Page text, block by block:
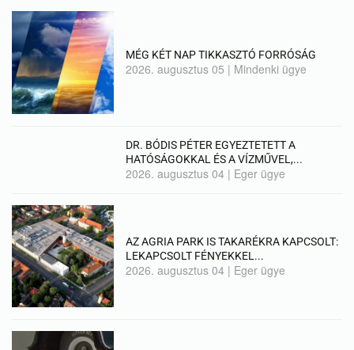
MÉG KÉT NAP TIKKASZTÓ FORRÓSÁG
2026. augusztus 05 | Mindenki ügye
DR. BÓDIS PÉTER EGYEZTETETT A
HATÓSÁGOKKAL ÉS A VÍZMŰVEL,...
2026. augusztus 04 | Eger ügye
AZ AGRIA PARK IS TAKARÉKRA KAPCSOLT:
LEKAPCSOLT FÉNYEKKEL...
2026. augusztus 04 | Eger ügye